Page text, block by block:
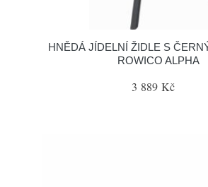
HNĚDÁ JÍDELNÍ ŽIDLE S
ROWICO ALPHA
3 889 Kč